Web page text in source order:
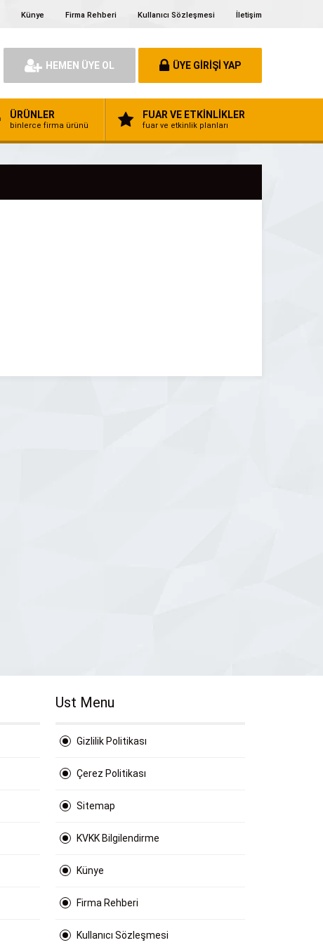
Künye Firma Rehberi Kullanıcı Sözleşmesi İletişim
HEMEN ÜYE OL ÜYE GİRİŞİ YAP
ÜRÜNLER
binlerce firma ürünü
FUAR VE ETKİNLİKLER
fuar ve etkinlik planları
Ust Menu
Gizlilik Politikası
Çerez Politikası
Sitemap
KVKK Bilgilendirme
Künye
Firma Rehberi
Kullanıcı Sözleşmesi